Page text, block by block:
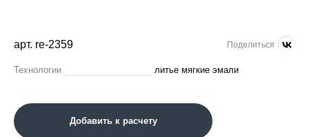
арт. re-2359 Поделиться
Технологии литье мягкие эмали
Добавить к расчету